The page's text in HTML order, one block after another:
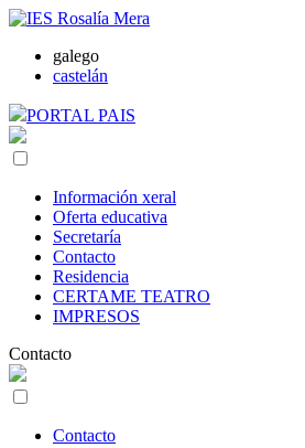
galego
castelán
PORTAL PAIS
Información xeral
Oferta educativa
Secretaría
Contacto
Residencia
CERTAME TEATRO
IMPRESOS
Contacto
Contacto